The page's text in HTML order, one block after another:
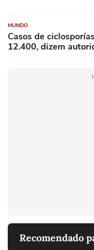
MUNDO
Casos de
12.400, dizem
Recomendado